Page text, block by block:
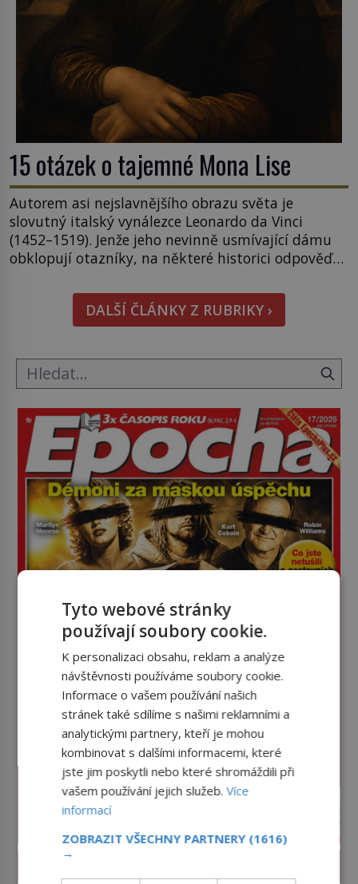
15 otázek o tajemné Mona Lise
Autorem asi nejslavnějšího obrazu světa je
slovutný italský vynálezce Leonardo da Vinci
(1452–1519). Jenže jeho nevinně usmívající dámu
obklopují otazníky, na některé historici odpověď
pověsil Napoleon? Samotný císař Napoleon
Bonaparte (1769–1821) má pro malbu slabost, a
tak si ji ještě jako první konzul přemístí do své
DALŠÍ ČLÁNKY Z RUBRIKY ›
Tyto webové stránky
používají soubory cookie.
K personalizaci obsahu, reklam a analýze
návštěvnosti používáme soubory cookie.
Informace o vašem používání našich
stránek také sdílíme s našimi reklamními a
analytickými partnery, kteří je mohou
kombinovat s dalšími informacemi, které
jste jim poskytli nebo které shromáždili při
vašem používání jejich služeb.Více
informací
ZOBRAZIT VŠECHNY PARTNERY (1616)
→